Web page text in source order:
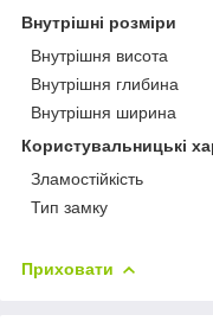
Внутрішні розміри
Внутрішня висота
Внутрішня глибина
Внутрішня ширина
Користувальницькі
Зламостійкість
Тип замку
Приховати